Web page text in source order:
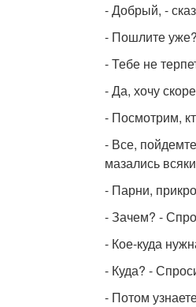
- Добрый, -
- Пошлите
- Тебе не
- Да, хочу
- Посмотрим,
- Все,
мазались
- Парни,
- Зачем? -
- Кое-куда
- Куда? -
- Потом